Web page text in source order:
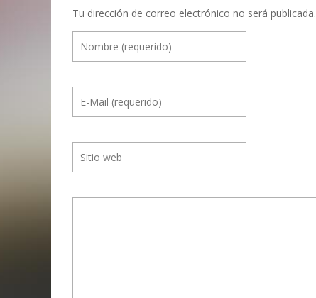
n
e
n
t
E
v
e
Tu dirección de correo electrónico no será publicada.